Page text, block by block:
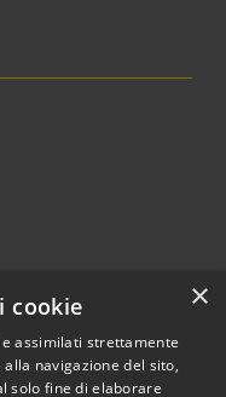
×
cookie
assimilati strettamente
navigazione del sito,
solo fine di elaborare